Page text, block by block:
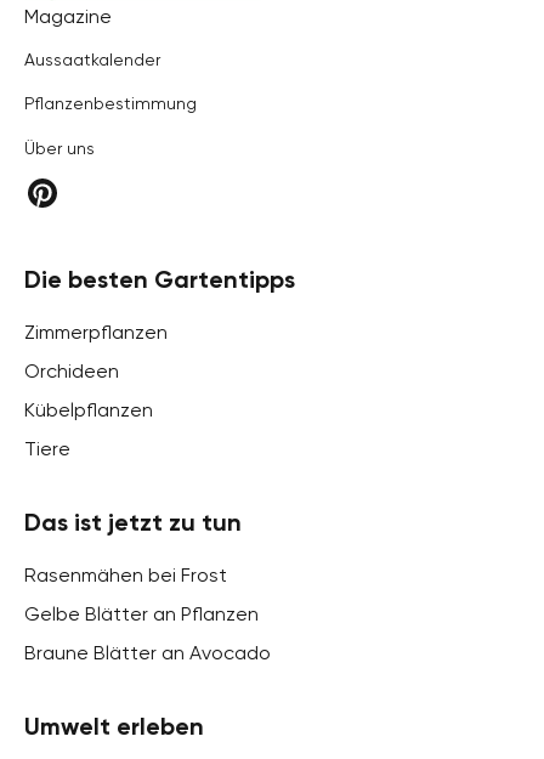
Hortica
Magazine
Aussaatkalender
Pflanzenbestimmung
Über uns
Die besten Gartentipps
Zimmerpflanzen
Orchideen
Kübelpflanzen
Tiere
Das ist jetzt zu tun
Rasenmähen bei Frost
Gelbe Blätter an Pflanzen
Braune Blätter an Avocado
Umwelt erleben